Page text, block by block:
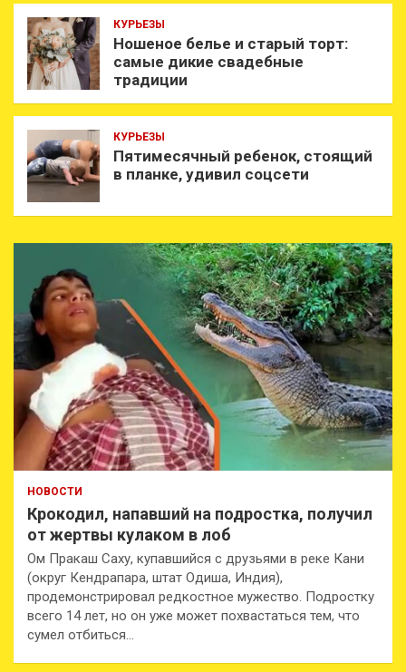
КУРЬЕЗЫ
Ношеное белье и старый торт:
самые дикие свадебные
традиции
КУРЬЕЗЫ
Пятимесячный ребенок, стоящий
в планке, удивил соцсети
НОВОСТИ
Крокодил, напавший на подростка, получил
от жертвы кулаком в лоб
Ом Пракаш Саху, купавшийся с друзьями в реке Кани
(округ Кендрапара, штат Одиша, Индия),
продемонстрировал редкостное мужество. Подростку
всего 14 лет, но он уже может похвастаться тем, что
сумел отбиться…